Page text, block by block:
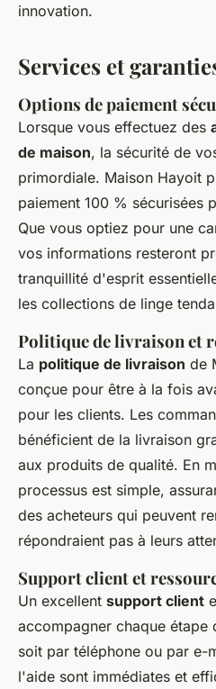
innovation.
Services et
Options de paiement
Lorsque vous effectuez des
de maison, la sécurité de
primordiale. Maison Hayoit
paiement 100 % sécurisées
Que vous optiez pour une
vos informations resteront
tranquillité d'esprit
les collections de linge
Politique de livraison et
La politique de livraison de
conçue pour être à la fois
pour les clients. Les
bénéficient de la livraison
aux produits de qualité. En
processus est simple,
des acheteurs qui peuvent
répondraient pas à leurs
Support client et
Un excellent support client
accompagner chaque étape
soit par téléphone ou par e-
l'aide sont immédiates et